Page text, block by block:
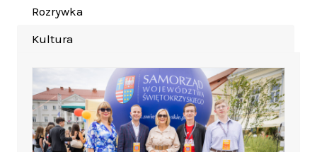
Rozrywka
Kultura